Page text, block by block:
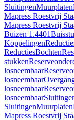
SluitingenMuurplaten
Mapress Roestvrij
Mapress Roestvrij
Buizen 1.4401
Koppelingen
ReductiesBochten
stukken
losneembaar
losneembaar
losneembaar
losneembaar
SluitingenMuurplaten
Mapress Roestvrij